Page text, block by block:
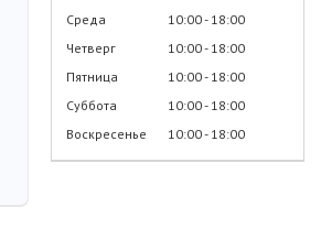
Среда
10:00 18:00
Четверг
10:00 18:00
Пятница
10:00 18:00
Суббота
10:00 18:00
Воскресенье
10:00 18:00